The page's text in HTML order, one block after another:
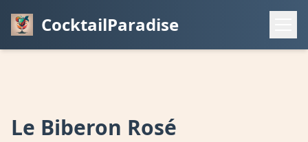
CocktailParadise
Le Biberon Rosé